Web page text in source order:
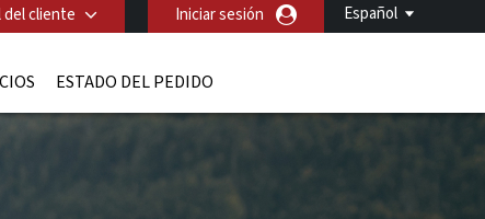
Español
del cliente Iniciar sesión
ESTADO DEL PEDIDO